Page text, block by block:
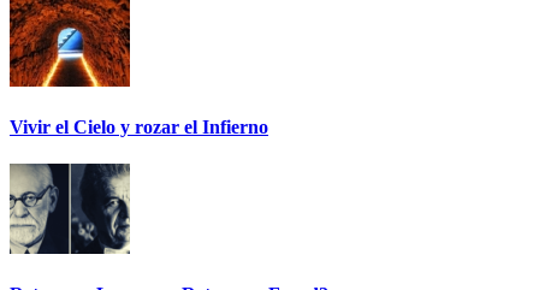
Vivir el Cielo y rozar el Infierno